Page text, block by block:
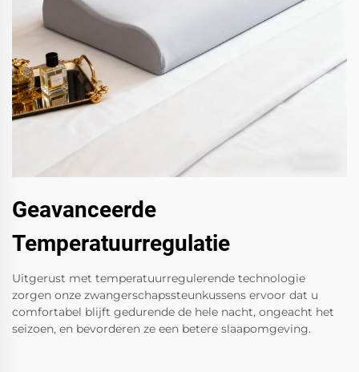
Geavanceerde
Temperatuurregulatie
Uitgerust met temperatuurregulerende technologie
zorgen onze zwangerschapssteunkussens ervoor dat u
comfortabel blijft gedurende de hele nacht, ongeacht het
seizoen, en bevorderen ze een betere slaapomgeving.